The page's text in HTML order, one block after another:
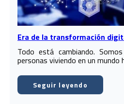
Era de la transformación
Todo está cambiando.
personas viviendo en un mundo
Seguir leyendo